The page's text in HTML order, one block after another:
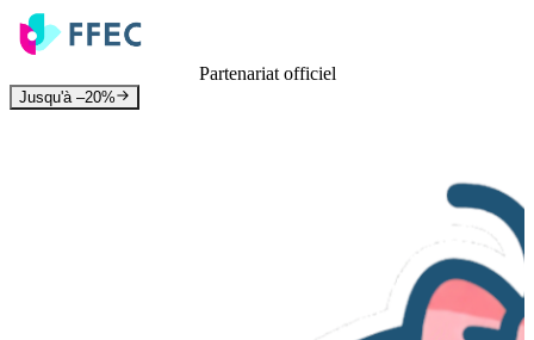
Partenariat officiel
Jusqu'à –20%